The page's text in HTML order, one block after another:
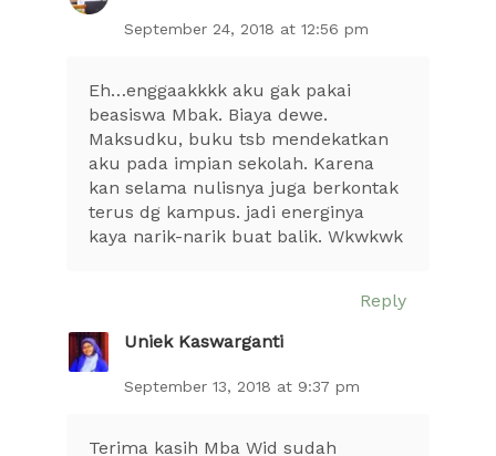
September 24, 2018 at 12:56 pm
Eh…enggaakkkk aku gak pakai
beasiswa Mbak. Biaya dewe.
Maksudku, buku tsb mendekatkan
aku pada impian sekolah. Karena
kan selama nulisnya juga berkontak
terus dg kampus. jadi energinya
kaya narik-narik buat balik. Wkwkwk
Reply
Uniek Kaswarganti
September 13, 2018 at 9:37 pm
Terima kasih Mba Wid sudah